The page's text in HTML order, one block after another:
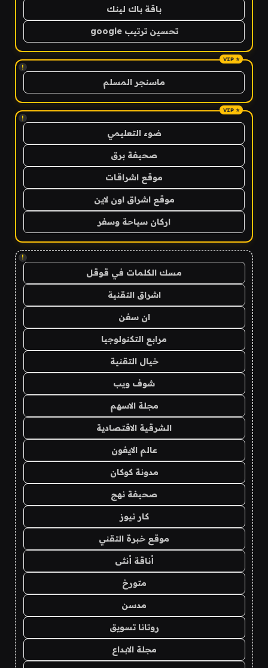
باقة باك لينك
تحسين ترتيب google
!
ماسنجر المسلم
!
ضوء التعليمي
صحيفة برق
موقع اشراقات
موقع اشراق اون لاين
اركان سياحة وسفر
!
مسك الكلمات في قوقل
اشراق التقنية
ان سفن
مرابع التكنولوجيا
خيال التقنية
شوف ويب
مجلة الاسهم
الشرقية الاقتصادية
عالم الايفون
مدونة كوكان
صحيفة نهج
كار نيوز
موقع خبرة التقني
أناقة أنثى
متورخ
مدسن
روتانا تسويق
مجلة الابداع